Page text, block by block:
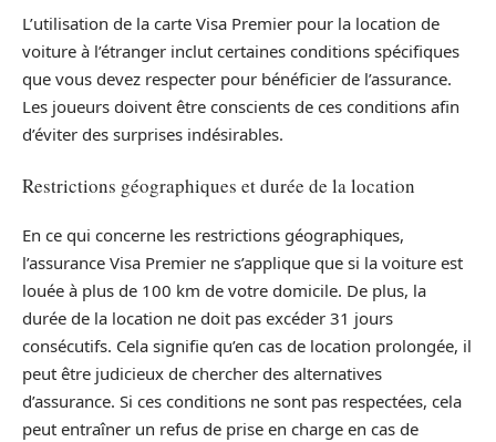
L’utilisation de la carte Visa Premier pour la location de
voiture à l’étranger inclut certaines conditions spécifiques
que vous devez respecter pour bénéficier de l’assurance.
Les joueurs doivent être conscients de ces conditions afin
d’éviter des surprises indésirables.
Restrictions géographiques et durée de la location
En ce qui concerne les restrictions géographiques,
l’assurance Visa Premier ne s’applique que si la voiture est
louée à plus de 100 km de votre domicile. De plus, la
durée de la location ne doit pas excéder 31 jours
consécutifs. Cela signifie qu’en cas de location prolongée, il
peut être judicieux de chercher des alternatives
d’assurance. Si ces conditions ne sont pas respectées, cela
peut entraîner un refus de prise en charge en cas de